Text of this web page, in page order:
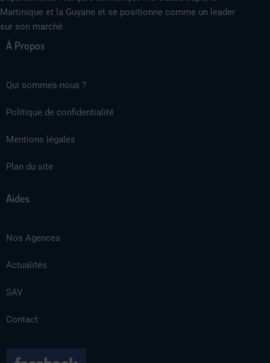
Martinique et la Guyane et se positionne comme un leader
sur son marché.
À Propos
Qui sommes-nous ?
Politique de confidentialité
Mentions légales
Plan du site
Aides
Nos Agences
Actualités
SAV
Contact